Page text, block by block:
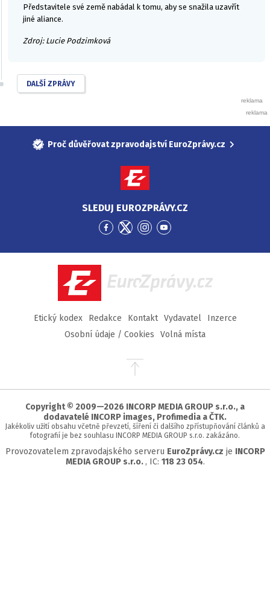
Představitele své země nabádal k tomu, aby se snažila uzavřít
jiné aliance.
Zdroj: Lucie Podzimková
DALŠÍ ZPRÁVY
Proč důvěřovat zpravodajství EuroZprávy.cz
SLEDUJ EUROZPRÁVY.CZ
Přejít
Facebook
Přejít
Twitter
Přejít
Instagram
Přejít
YouTube
EuroZprávy.cz
Etický kodex Redakce Kontakt Vydavatel
Inzerce
Osobní údaje / Cookies
Volná místa
Přejít
stránky
Copyright © 2009—2026 INCORP MEDIA GROUP s.r.o., a
dodavatelé INCORP images, Profimedia a ČTK.
Jakékoliv užití obsahu včetně převzetí, šíření či dalšího zpřístupňování článků a
fotografií je bez souhlasu INCORP MEDIA GROUP s.r.o. zakázáno.
Provozovatelem zpravodajského serveru EuroZprávy.cz je INCORP
MEDIA GROUP s.r.o. , IC: 118 23 054.